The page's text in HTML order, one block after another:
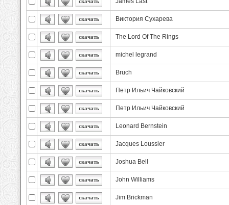
скачать Виктория Сухарева
скачать The Lord Of The Rings
скачать michel legrand
скачать Bruch
скачать Петр Ильич Чайковский
скачать Петр Ильич Чайковский
скачать Leonard Bernstein
скачать Jacques Loussier
скачать Joshua Bell
скачать John Williams
скачать Jim Brickman